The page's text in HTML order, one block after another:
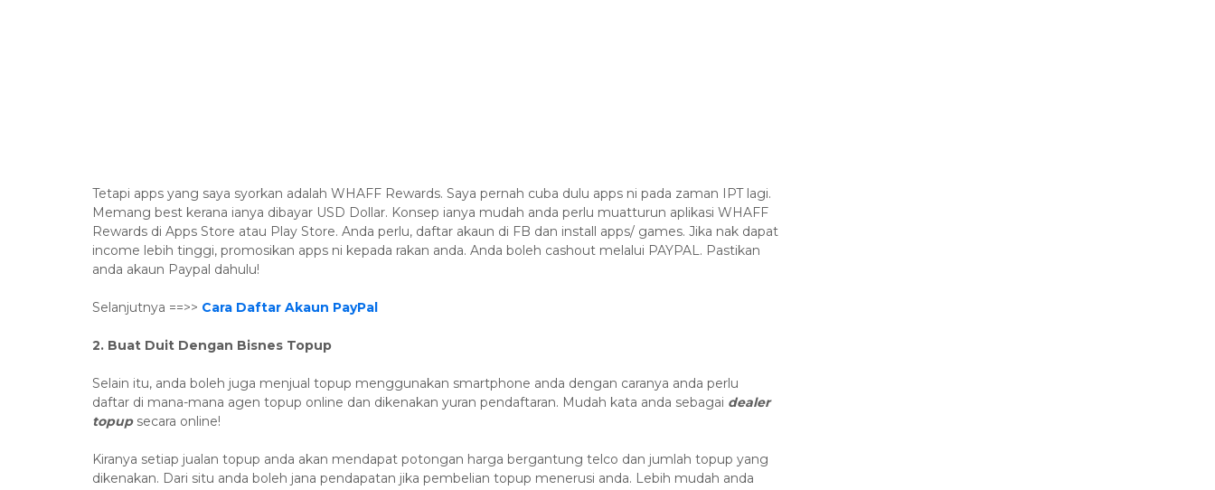
Tetapi apps yang saya syorkan adalah WHAFF Rewards. Saya pernah cuba dulu apps ni pada zaman IPT lagi.
Memang best kerana ianya dibayar USD Dollar. Konsep ianya mudah anda perlu muatturun aplikasi WHAFF
Rewards di Apps Store atau Play Store. Anda perlu, daftar akaun di FB dan install apps/ games. Jika nak dapat
income lebih tinggi, promosikan apps ni kepada rakan anda. Anda boleh cashout melalui PAYPAL. Pastikan
anda akaun Paypal dahulu!
Selanjutnya ==>> Cara Daftar Akaun PayPal
2. Buat Duit Dengan Bisnes Topup
Selain itu, anda boleh juga menjual topup menggunakan smartphone anda dengan caranya anda perlu
daftar di mana-mana agen topup online dan dikenakan yuran pendaftaran. Mudah kata anda sebagai dealer
topup secara online!
Kiranya setiap jualan topup anda akan mendapat potongan harga bergantung telco dan jumlah topup yang
dikenakan. Dari situ anda boleh jana pendapatan jika pembelian topup menerusi anda. Lebih mudah anda